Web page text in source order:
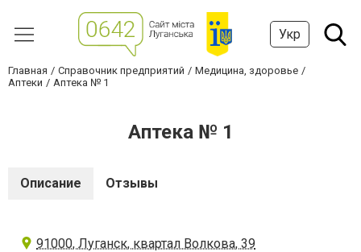
Укр
Главная Справочник предприятий
Медицина, здоровье
Аптеки
Аптека № 1
Аптека № 1
Описание Отзывы
91000, Луганск, квартал Волкова, 39